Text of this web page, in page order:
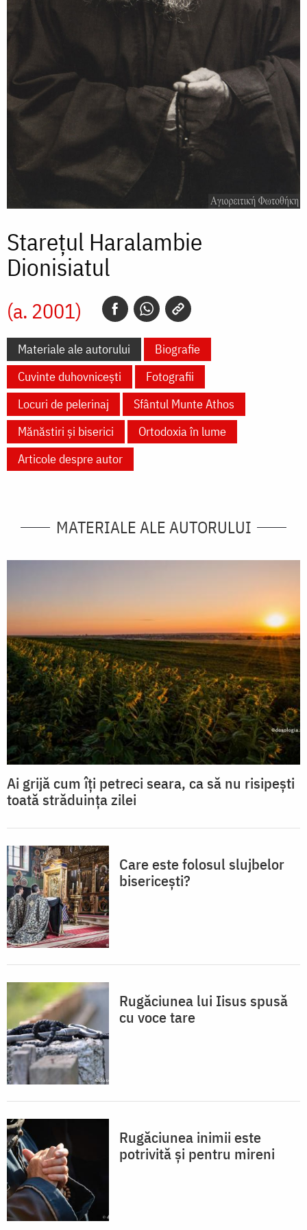
Starețul Haralambie
Dionisiatul
(a. 2001)
Materiale ale autorului
Biografie
Cuvinte duhovnicești
Fotografii
Locuri de pelerinaj
Sfântul Munte Athos
Mănăstiri și biserici
Ortodoxia în lume
Articole despre autor
MATERIALE ALE AUTORULUI
Ai grijă cum îți petreci seara, ca să nu risipești
toată străduința zilei
Care este folosul slujbelor
bisericești?
Rugăciunea lui Iisus spusă
cu voce tare
Rugăciunea inimii este
potrivită și pentru mireni